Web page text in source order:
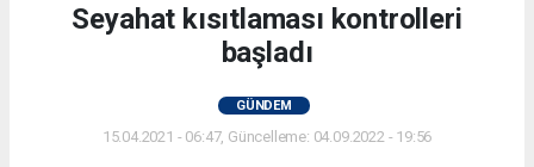
Seyahat kısıtlaması kontrolleri
başladı
GÜNDEM
15.04.2021 - 06:47, Güncelleme: 04.09.2022 - 19:56